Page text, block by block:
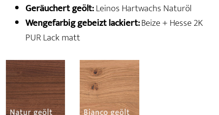
Geräuchert geölt:Leinos Hartwachs Naturöl
Wengefarbig gebeizt lackiert:Beize + Hesse 2K
PUR Lack matt